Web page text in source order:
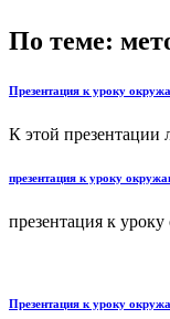
По теме:
Презентация к уроку
К этой презентации
презентация к уроку
презентация к
Презентация к уроку